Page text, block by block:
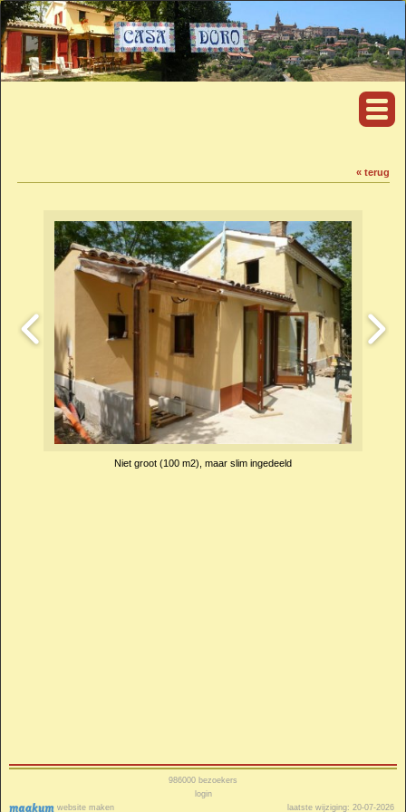
« terug
Niet groot (100 m2), maar slim ingedeeld
website maken
986000 bezoekers
login
laatste wijziging: 20-07-2026